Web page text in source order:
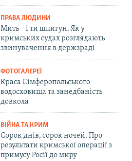
ПРАВА ЛЮДИНИ
Мить – і ти шпигун. Як у
кримських судах розглядають
звинувачення в держзраді
ФОТОГАЛЕРЕЇ
Краса Сімферопольського
водосховища та занедбаність
довкола
ВІЙНА ТА КРИМ
Сорок днів, сорок ночей. Про
результати кримської операції з
примусу Росії до миру